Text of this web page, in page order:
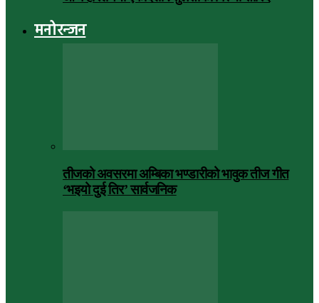
मनोरन्जन
तीजको अवसरमा अम्बिका भण्डारीको भावुक तीज गीत
‘भइयो दुई तिर’ सार्वजनिक